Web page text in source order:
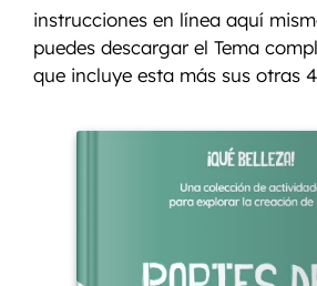
instrucciones en línea aquí
puedes descargar el Tema
que incluye esta más sus otras